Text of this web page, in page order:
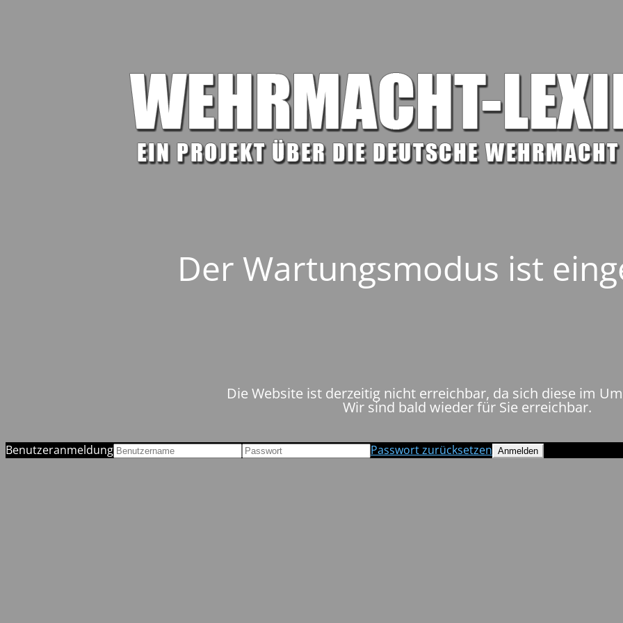
Der Wartungsmodus ist
Die Website ist derzeitig nicht erreichbar, da sich diese im
Wir sind bald wieder für Sie erreichbar.
Benutzeranmeldung Passwort zurücksetzen